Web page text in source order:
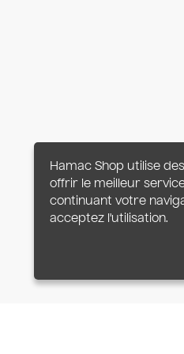
Hamac Shop utilise
offrir le meilleur
continuant votre
acceptez l'utilisation.